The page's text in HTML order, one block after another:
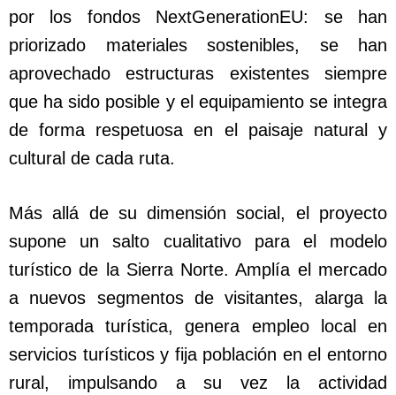
por los fondos NextGenerationEU: se han
priorizado materiales sostenibles, se han
aprovechado estructuras existentes siempre
que ha sido posible y el equipamiento se integra
de forma respetuosa en el paisaje natural y
cultural de cada ruta.
Más allá de su dimensión social, el proyecto
supone un salto cualitativo para el modelo
turístico de la Sierra Norte. Amplía el mercado
a nuevos segmentos de visitantes, alarga la
temporada turística, genera empleo local en
servicios turísticos y fija población en el entorno
rural, impulsando a su vez la actividad